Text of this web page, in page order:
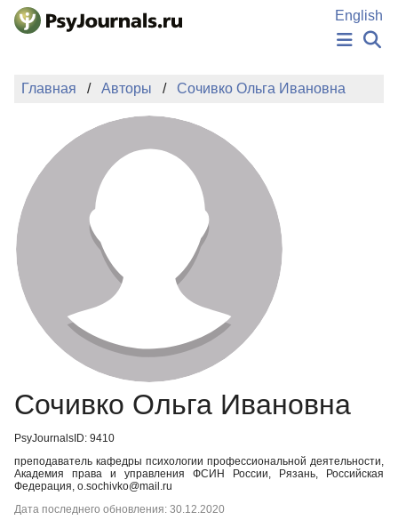
Перейти к основному содержанию
English
НОВОСТИ
АВТОРЫ
ПОДАТЬ РУКОПИСЬ
БАЗА ЗНАНИЙ
КЛЮЧЕВЫЕ СЛОВА
Регистрация
Главная Авторы Сочивко Ольга Ивановна
Сочивко Ольга Ивановна
PsyJournalsID: 9410
преподаватель кафедры психологии профессиональной деятельности,
Академия права и управления ФСИН России, Рязань, Российская
Федерация, o.sochivko@mail.ru
Дата последнего обновления: 30.12.2020